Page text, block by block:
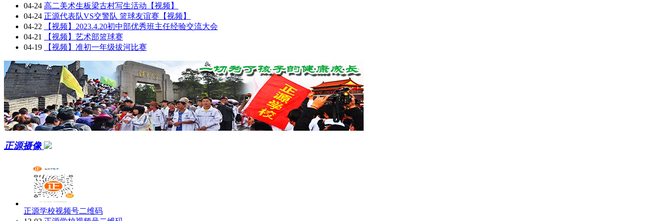
04-24 高二美术生板梁古村写生活动【视频】
04-24 正源代表队VS交警队 篮球友谊赛【视频】
04-22
【视频】2023.4.20初中部优秀班主任经验交流大会
04-21
【视频】艺术部篮球赛
04-19
【视频】准初一年级拔河比赛
正源摄像
正源学校视频号二维码